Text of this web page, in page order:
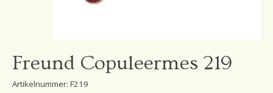
Freund Copuleermes 219
Artikelnummer: F219